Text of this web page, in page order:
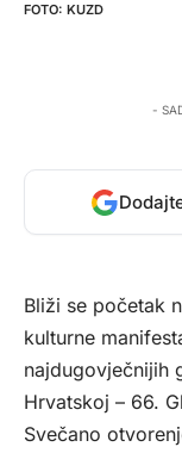
KUZD
-
Bliži se početak
kulturne
najdugovječnijih
Hrvatskoj – 66.
Svečano